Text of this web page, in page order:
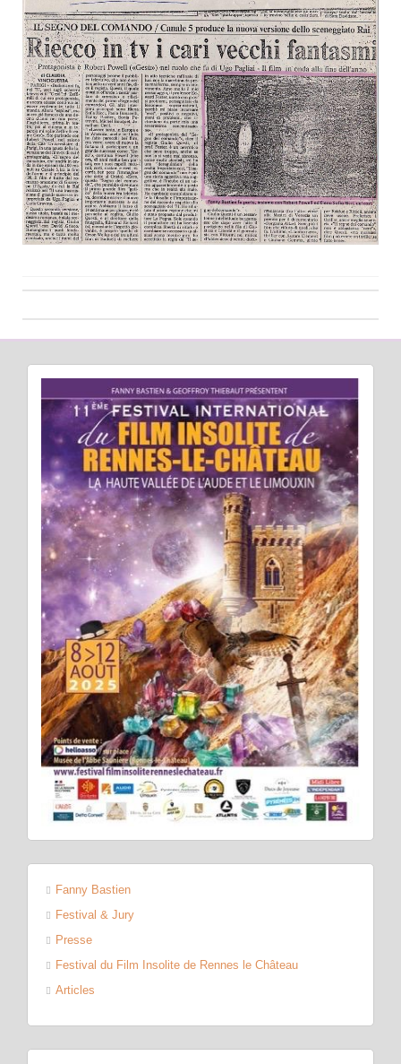
Fanny Bastien
Festival & Jury
Presse
Festival du Film Insolite de Rennes le Château
Articles